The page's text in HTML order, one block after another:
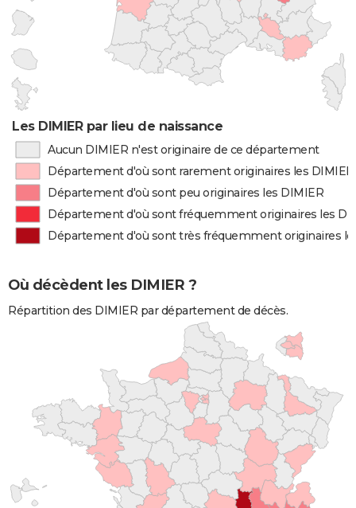
Les DIMIER par lieu de naissance
Aucun DIMIER n'est originaire de ce département
Département d'où sont rarement originaires les DIMIER
Département d'où sont peu originaires les DIMIER
Département d'où sont fréquemment originaires les
Département d'où sont très fréquemment originaires
Où décèdent les DIMIER ?
Répartition des DIMIER par département de décès.